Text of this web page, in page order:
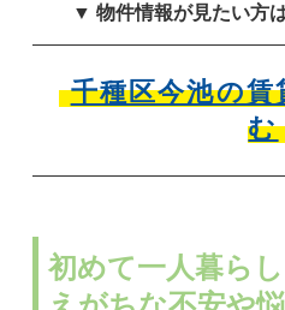
▼ 物件情報が見たい方
千種区今池の
む
初めて一人暮ら